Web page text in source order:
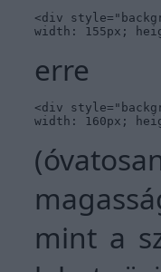
<div
width: 155px;
erre
<div
width: 160px;
mint a